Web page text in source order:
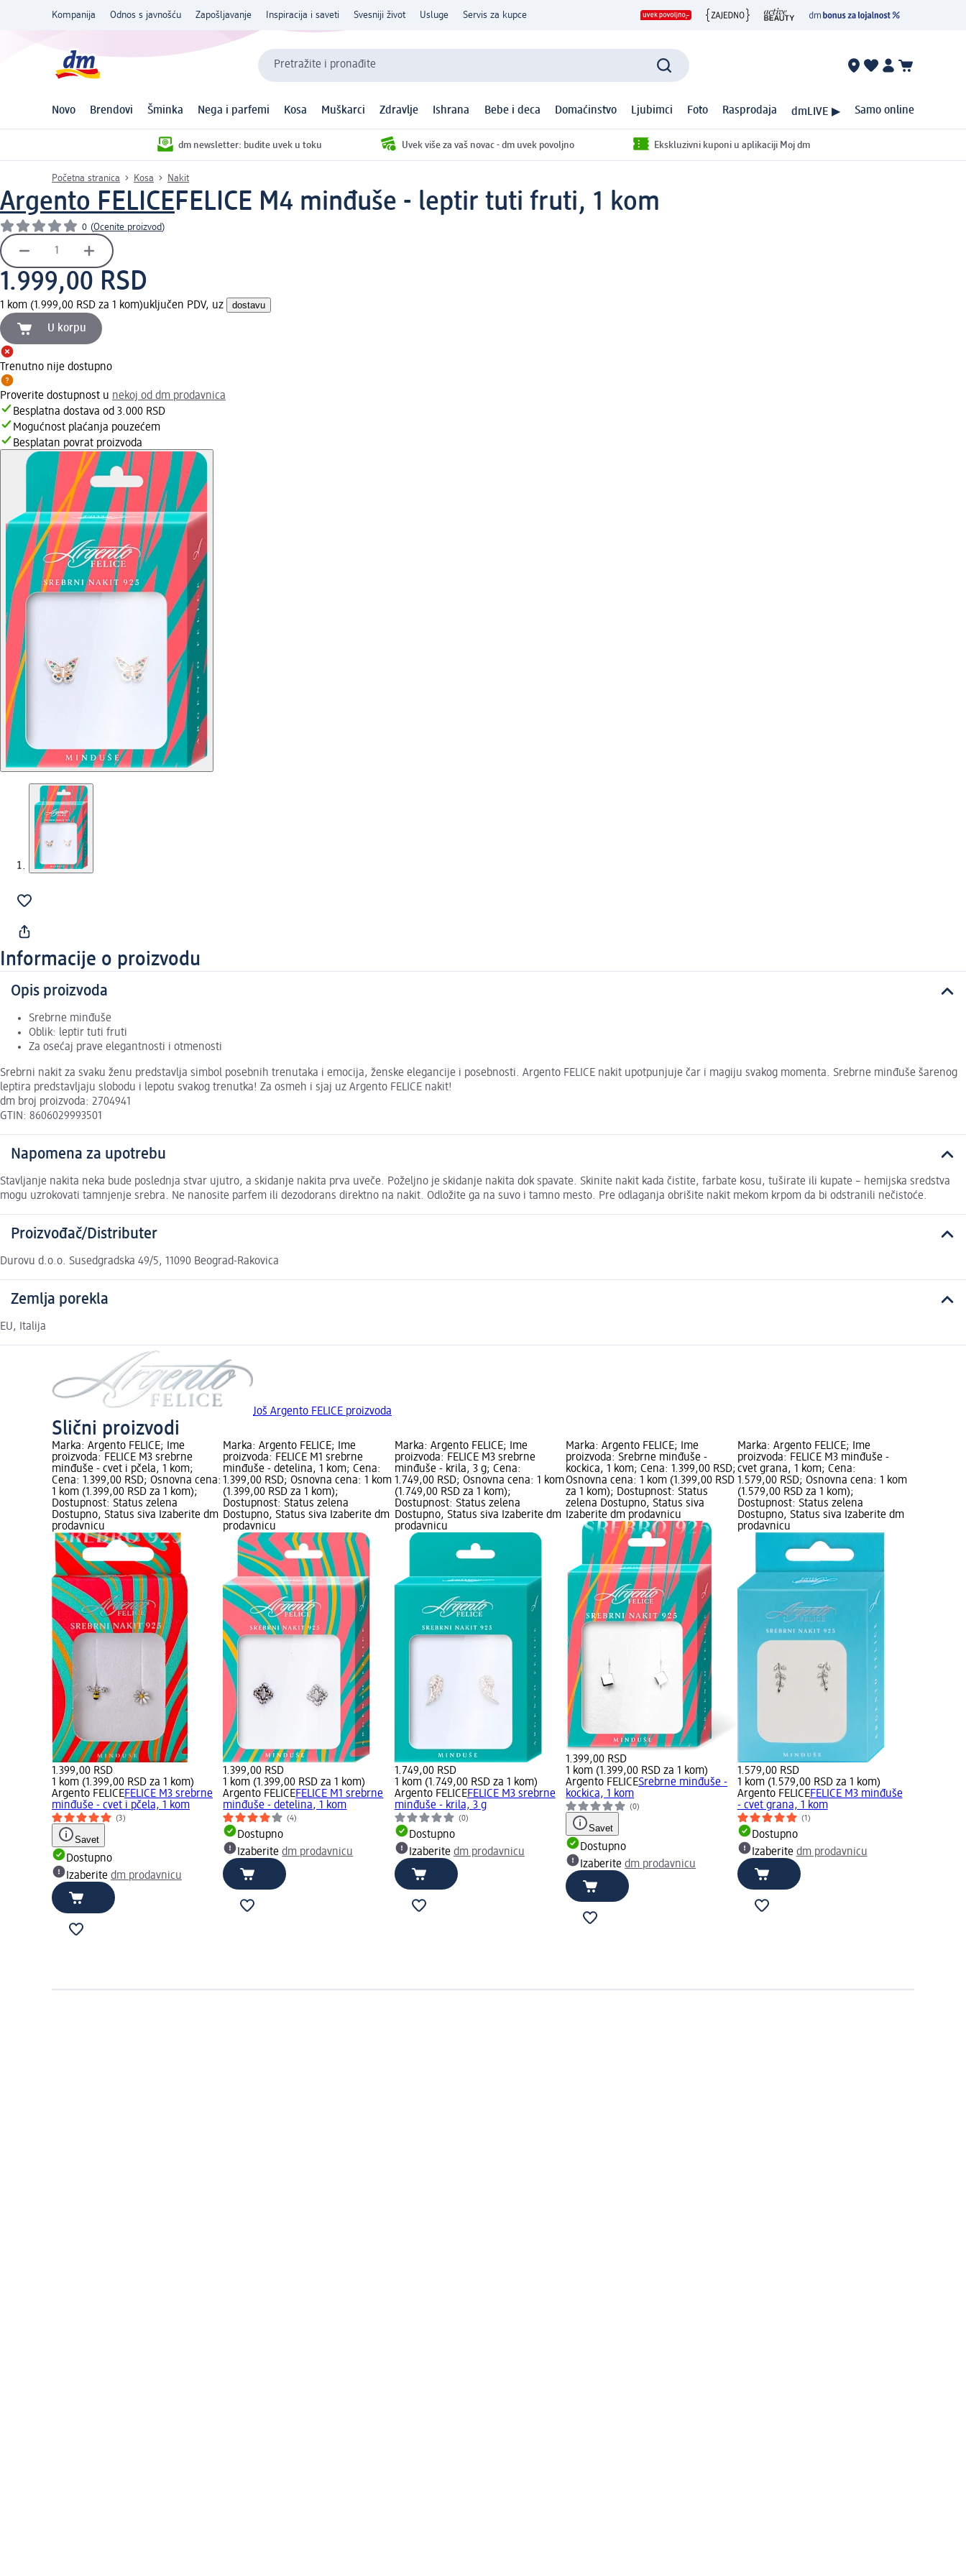
Kompanija Odnos s javnošću Zapošljavanje Inspiracija i saveti Svesniji život Usluge Servis za kupce
Pretražite i pronađite
Novo Brendovi Šminka Nega i parfemi Kosa Muškarci Zdravlje Ishrana Bebe i deca Domaćinstvo Ljubimci Foto Rasprodaja dmLIVE ▶ Samo online
dm newsletter: budite uvek u toku Uvek više za vaš novac - dm uvek povoljno Ekskluzivni kuponi u aplikaciji Moj dm
Početna stranica Kosa Nakit
Argento FELICEFELICE M4 minđuše - leptir tuti fruti, 1 kom
0 (Ocenite proizvod)
1.999,00 RSD
1 kom (1.999,00 RSD za 1 kom)uključen PDV, uz dostavu
U korpu
Trenutno nije dostupno
Proverite dostupnost u nekoj od dm prodavnica
Besplatna dostava od 3.000 RSD
Mogućnost plaćanja pouzećem
Besplatan povrat proizvoda
Informacije o proizvodu
Opis proizvoda
Srebrne minđuše
Oblik: leptir tuti fruti
Za osećaj prave elegantnosti i otmenosti
Srebrni nakit za svaku ženu predstavlja simbol posebnih trenutaka i emocija, ženske elegancije i posebnosti. Argento FELICE nakit upotpunjuje čar i magiju svakog momenta. Srebrne minđuše šarenog
leptira predstavljaju slobodu i lepotu svakog trenutka! Za osmeh i sjaj uz Argento FELICE nakit!
dm broj proizvoda: 2704941
GTIN: 8606029993501
Napomena za upotrebu
Stavljanje nakita neka bude poslednja stvar ujutro, a skidanje nakita prva uveče. Poželjno je skidanje nakita dok spavate. Skinite nakit kada čistite, farbate kosu, tuširate ili kupate – hemijska sredstva
mogu uzrokovati tamnjenje srebra. Ne nanosite parfem ili dezodorans direktno na nakit. Odložite ga na suvo i tamno mesto. Pre odlaganja obrišite nakit mekom krpom da bi odstranili nečistoće.
Proizvođač/Distributer
Durovu d.o.o. Susedgradska 49/5, 11090 Beograd-Rakovica
Zemlja porekla
EU, Italija
Još Argento FELICE proizvoda
Slični proizvodi
Marka: Argento FELICE; Ime
proizvoda: FELICE M3 srebrne
minđuše - cvet i pčela, 1 kom;
Cena: 1.399,00 RSD; Osnovna cena:
1 kom (1.399,00 RSD za 1 kom);
Dostupnost: Status zelena
Dostupno, Status siva Izaberite dm
prodavnicu
1.399,00 RSD
1 kom (1.399,00 RSD za 1 kom)
Argento FELICEFELICE M3 srebrne
minđuše - cvet i pčela, 1 kom
(3)
Savet
Dostupno
Izaberite dm prodavnicu
Marka: Argento FELICE; Ime
proizvoda: FELICE M1 srebrne
minđuše - detelina, 1 kom; Cena:
1.399,00 RSD; Osnovna cena: 1 kom
(1.399,00 RSD za 1 kom);
Dostupnost: Status zelena
Dostupno, Status siva Izaberite dm
prodavnicu
1.399,00 RSD
1 kom (1.399,00 RSD za 1 kom)
Argento FELICEFELICE M1 srebrne
minđuše - detelina, 1 kom
(4)
Dostupno
Izaberitedm prodavnicu
Marka: Argento FELICE; Ime
proizvoda: FELICE M3 srebrne
minđuše - krila, 3 g; Cena:
1.749,00 RSD; Osnovna cena: 1 kom
(1.749,00 RSD za 1 kom);
Dostupnost: Status zelena
Dostupno, Status siva Izaberite dm
prodavnicu
1.749,00 RSD
1 kom (1.749,00 RSD za 1 kom)
Argento FELICEFELICE M3 srebrne
minđuše - krila, 3 g
(0)
Dostupno
Izaberite dm prodavnicu
Marka: Argento FELICE; Ime
proizvoda: Srebrne minđuše -
kockica, 1 kom; Cena: 1.399,00 RSD;
Osnovna cena: 1 kom (1.399,00 RSD
za 1 kom); Dostupnost: Status
zelena Dostupno, Status siva
Izaberite dm prodavnicu
1.399,00 RSD
1 kom (1.399,00 RSD za 1 kom)
Argento FELICESrebrne minđuše -
kockica, 1 kom
(0)
Savet
Dostupno
Izaberitedm prodavnicu
Marka: Argento FELICE; Ime
proizvoda: FELICE M3 minđuše -
cvet grana, 1 kom; Cena:
1.579,00 RSD; Osnovna cena: 1 kom
(1.579,00 RSD za 1 kom);
Dostupnost: Status zelena
Dostupno, Status siva Izaberite dm
prodavnicu
1.579,00 RSD
1 kom (1.579,00 RSD za 1 kom)
Argento FELICEFELICE M3 minđuše
- cvet grana, 1 kom
(1)
Dostupno
Izaberite dm prodavnicu